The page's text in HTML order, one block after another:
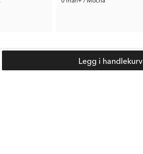
være uten tilsyn i badekaret.
Anb. Pris: 4 259 kr
Legg i handlekurv